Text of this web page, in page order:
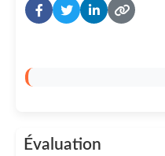
Évaluation